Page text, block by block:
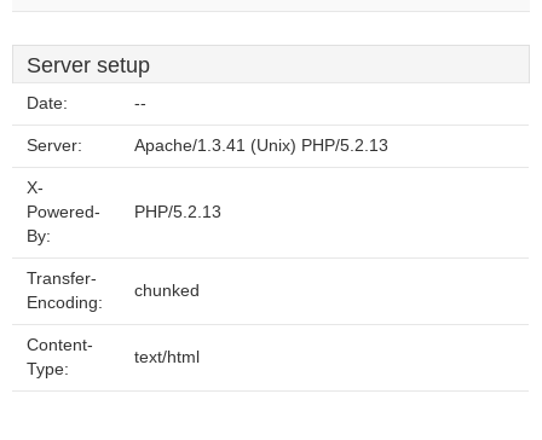
Server setup
Date: --
Server: Apache/1.3.41 (Unix) PHP/5.2.13
X-
Powered-
By:
PHP/5.2.13
Transfer-
Encoding:
chunked
Content-
Type:
text/html